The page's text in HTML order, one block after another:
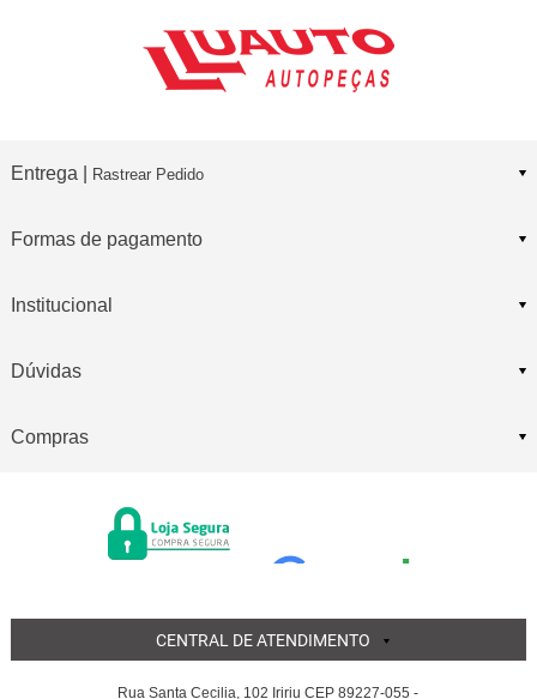
Entrega | Rastrear Pedido
Formas de pagamento
Institucional
Dúvidas
Compras
CENTRAL DE ATENDIMENTO
Rua Santa Cecilia, 102 Iririu CEP 89227-055 -